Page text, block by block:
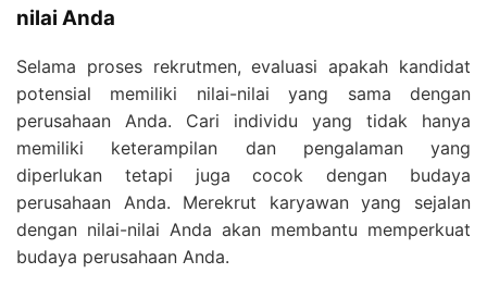
nilai Anda
Selama proses rekrutmen, evaluasi apakah kandidat
potensial memiliki nilai-nilai yang sama dengan
perusahaan Anda. Cari individu yang tidak hanya
memiliki keterampilan dan pengalaman yang
diperlukan tetapi juga cocok dengan budaya
perusahaan Anda. Merekrut karyawan yang sejalan
dengan nilai-nilai Anda akan membantu memperkuat
budaya perusahaan Anda.